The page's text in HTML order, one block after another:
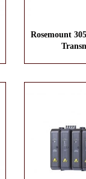
Rosemount